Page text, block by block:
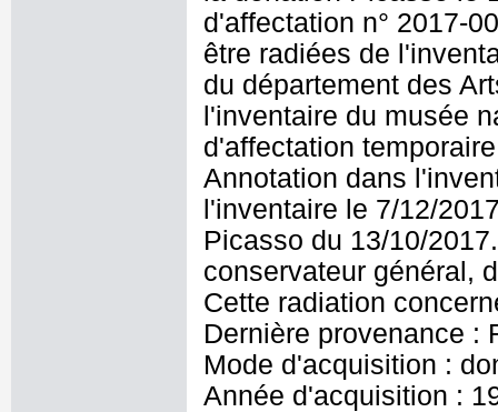
d'affectation n° 2017-
être radiées de
du département des
l'inventaire du musée
d'affectation
Annotation dans
l'inventaire le 7/12/
Picasso du 13/10/
conservateur général,
Cette radiation
Dernière provenance :
Mode d'acquisition :
Année d'acquisition :